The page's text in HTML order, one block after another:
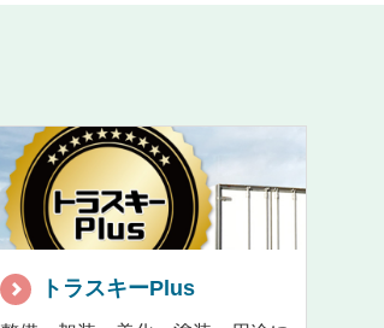
トラスキーPlus